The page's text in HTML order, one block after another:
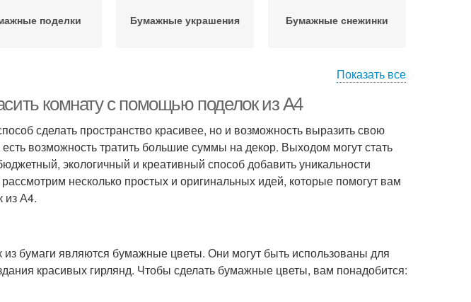
поделки Бумажные украшения Бумажные снежинки
украшений
Гамма для бумажных
для
украшения
Бумажные стены
Крафт-бумага для
бумажного творчества
Показать все
комнату с помощью поделок из А4
сделать пространство красивее, но и возможность выразить свою
возможность тратить большие суммы на декор. Выходом могут стать
экологичный и креативный способ добавить уникальности
несколько простых и оригинальных идей, которые помогут вам
из А4.
бумаги являются бумажные цветы. Они могут быть использованы для
красивых гирлянд. Чтобы сделать бумажные цветы, вам понадобится: